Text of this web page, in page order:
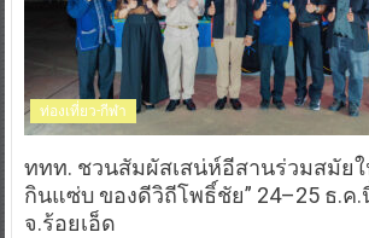
ท่องเที่ยว-กีฬา
ททท. ชวนสัมผัสเสน่ห์อีสานร่วมสมัย
กินแซ่บ ของดีวิถีโพธิ์ชัย” 24–25 ธ.ค
จ.ร้อยเอ็ด